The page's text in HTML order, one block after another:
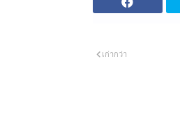
เก่ากว่า